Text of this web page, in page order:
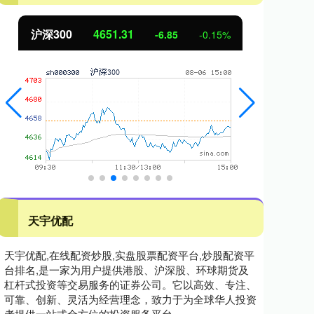
沪深300 4651.31 -6.85 -0.15%
天宇优配
天宇优配,在线配资炒股,实盘股票配资平台,炒股配资平
台排名,是一家为用户提供港股、沪深股、环球期货及
杠杆式投资等交易服务的证券公司。它以高效、专注、
可靠、创新、灵活为经营理念，致力于为全球华人投资